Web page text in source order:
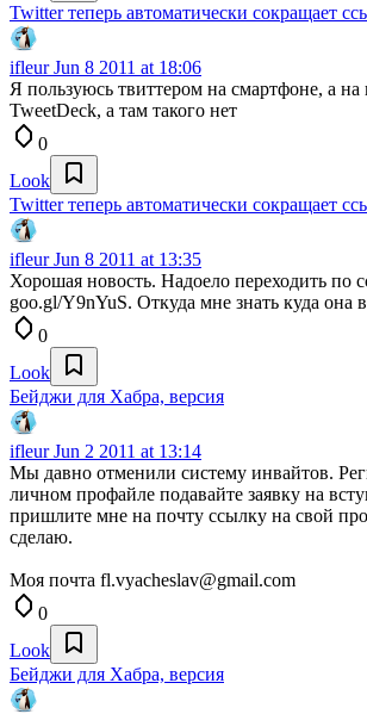
Twitter теперь автоматически сокращает
ifleurJun 8 2011 at 18:06
Я пользуюсь твиттером на смартфоне, а на
TweetDeck, а там такого нет
0
Look
Twitter теперь автоматически сокращает
ifleurJun 8 2011 at 13:35
Хорошая новость. Надоело переходить по
goo.gl/Y9nYuS. Откуда мне знать куда она
0
Look
Бейджи для Хабра, версия
ifleurJun 2 2011 at 13:14
Мы давно отменили систему инвайтов.
личном профайле подавайте заявку на
пришлите мне на почту ссылку на свой
сделаю.
Моя почта fl.vyacheslav@gmail.com
0
Look
Бейджи для Хабра, версия